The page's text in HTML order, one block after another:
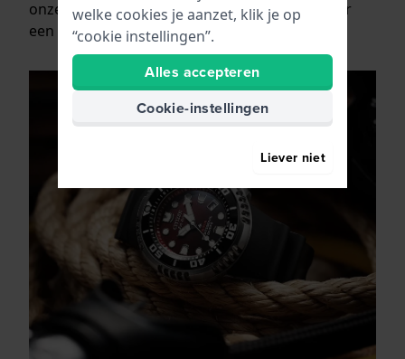
onze site lees je meer over de kenmerken waar
een duikhorloge aan moet voldoen.
welke cookies je aanzet, klik je op
“cookie instellingen”.
Alles accepteren
Cookie-instellingen
Liever niet